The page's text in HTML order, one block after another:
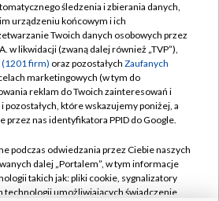
TVP
Cyfrowa
Regulamin TVP
prywatności
Moje zgody
Pomoc
Kontakt
śledzenia i zbierania danych,
urządzeniu końcowym i ich
Twoich danych osobowych przez
w likwidacji (zwaną dalej również „TVP”),
(1201 firm) oraz pozostałych Zaufanych
marketingowych (w tym do
reklam do Twoich zainteresowań i
które wskazujemy poniżej, a
przez nas identyfikatora PPID do Google.
podczas odwiedzania przez Ciebie naszych
dalej „Portalem”, w tym informacje
takich jak: pliki cookie, sygnalizatory
technologii umożliwiających świadczenie